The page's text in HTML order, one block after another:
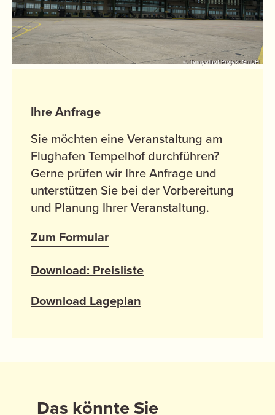
© Tempelhof Projekt GmbH
Ihre Anfrage
Sie möchten eine Veranstaltung am
Flughafen Tempelhof durchführen?
Gerne prüfen wir Ihre Anfrage und
unterstützen Sie bei der Vorbereitung
und Planung Ihrer Veranstaltung.
Zum Formular
Download: Preisliste
Download Lageplan
Das könnte Sie